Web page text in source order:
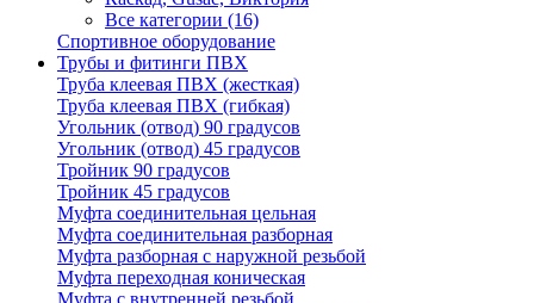
Все категории (16)
Спортивное оборудование
Трубы и фитинги ПВХ
Труба клеевая ПВХ (жесткая)
Труба клеевая ПВХ (гибкая)
Угольник (отвод) 90 градусов
Угольник (отвод) 45 градусов
Тройник 90 градусов
Тройник 45 градусов
Муфта соединительная цельная
Муфта соединительная разборная
Муфта разборная с наружной резьбой
Муфта переходная коническая
Муфта с внутренней резьбой